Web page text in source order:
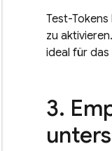
Test-Tokens
zu
ideal für
3.